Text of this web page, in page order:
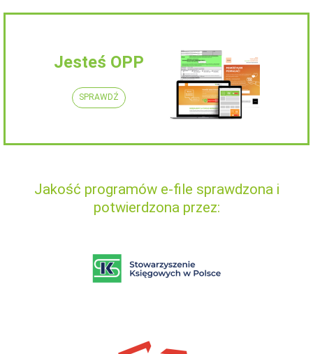
Jesteś OPP
SPRAWDŹ
Jakość programów e-file sprawdzona i
potwierdzona przez: